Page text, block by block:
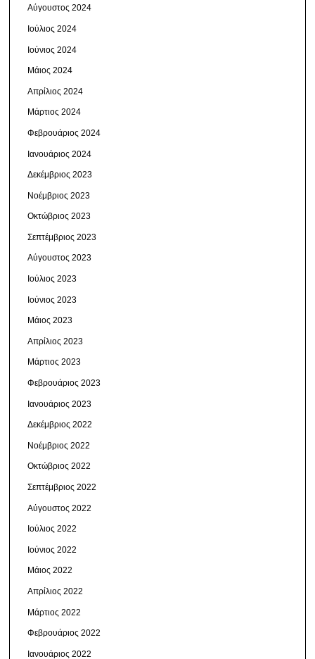
Αύγουστος 2024
Ιούλιος 2024
Ιούνιος 2024
Μάιος 2024
Απρίλιος 2024
Μάρτιος 2024
Φεβρουάριος 2024
Ιανουάριος 2024
Δεκέμβριος 2023
Νοέμβριος 2023
Οκτώβριος 2023
Σεπτέμβριος 2023
Αύγουστος 2023
Ιούλιος 2023
Ιούνιος 2023
Μάιος 2023
Απρίλιος 2023
Μάρτιος 2023
Φεβρουάριος 2023
Ιανουάριος 2023
Δεκέμβριος 2022
Νοέμβριος 2022
Οκτώβριος 2022
Σεπτέμβριος 2022
Αύγουστος 2022
Ιούλιος 2022
Ιούνιος 2022
Μάιος 2022
Απρίλιος 2022
Μάρτιος 2022
Φεβρουάριος 2022
Ιανουάριος 2022